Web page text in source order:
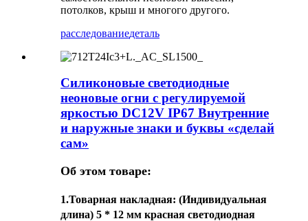
потолков, крыш и многого другого.
расследованиедеталь
Силиконовые светодиодные
неоновые огни с регулируемой
яркостью DC12V IP67 Внутренние
и наружные знаки и буквы «сделай
сам»
Об этом товаре:
1.Товарная накладная: (Индивидуальная
длина) 5 * 12 мм красная светодиодная